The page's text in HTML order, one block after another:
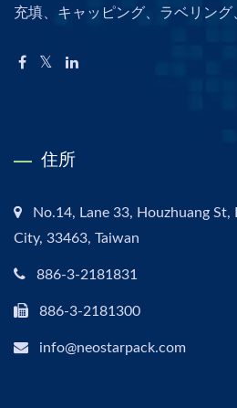
充填、キャッピング、ラベリング
住所
No.14, Lane 33, Houzhuang
City, 33463, Taiwan
886-3-2181831
886-3-2181300
info@neostarpack.com